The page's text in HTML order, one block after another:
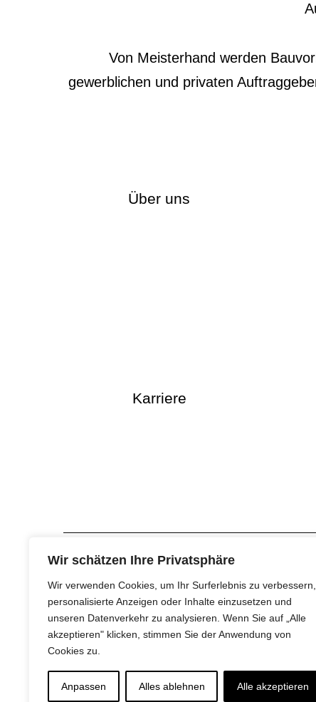
Wir schätzen Ihre Privatsphäre
Wir verwenden Cookies, um Ihr Surferlebnis zu verbessern,
personalisierte Anzeigen oder Inhalte einzusetzen und
unseren Datenverkehr zu analysieren. Wenn Sie auf „Alle
akzeptieren" klicken, stimmen Sie der Anwendung von
Cookies zu.
Anpassen Alles ablehnen Alle akzeptieren
Von Meisterhand werden
gewerblichen und privaten
Über uns
Karriere